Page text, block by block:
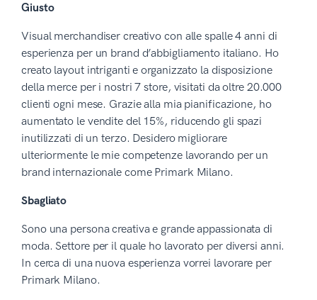
Giusto
Visual merchandiser creativo con alle spalle 4 anni di
esperienza per un brand d’abbigliamento italiano. Ho
creato layout intriganti e organizzato la disposizione
della merce per i nostri 7 store, visitati da oltre 20.000
clienti ogni mese. Grazie alla mia pianificazione, ho
aumentato le vendite del 15%, riducendo gli spazi
inutilizzati di un terzo. Desidero migliorare
ulteriormente le mie competenze lavorando per un
brand internazionale come Primark Milano.
Sbagliato
Sono una persona creativa e grande appassionata di
moda. Settore per il quale ho lavorato per diversi anni.
In cerca di una nuova esperienza vorrei lavorare per
Primark Milano.